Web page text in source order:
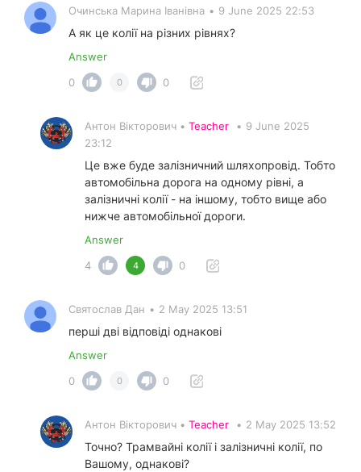
Очинська Марина Іванівна • 9 June 2025 22:53
А як це колії на різних рівнях?
Answer
0
0 0
Антон Вікторович • Teacher • 9 June 2025
23:12
Це вже буде залізничний шляхопровід. Тобто
автомобільна дорога на одному рівні, а
залізничні колії - на іншому, тобто вище або
нижче автомобільної дороги.
Answer
4
4 0
Святослав Дан • 2 May 2025 13:51
перші дві відповіді однакові
Answer
0
0 0
Антон Вікторович • Teacher • 2 May 2025 13:52
Точно? Трамвайні колії і залізничні колії, по
Вашому, однакові?